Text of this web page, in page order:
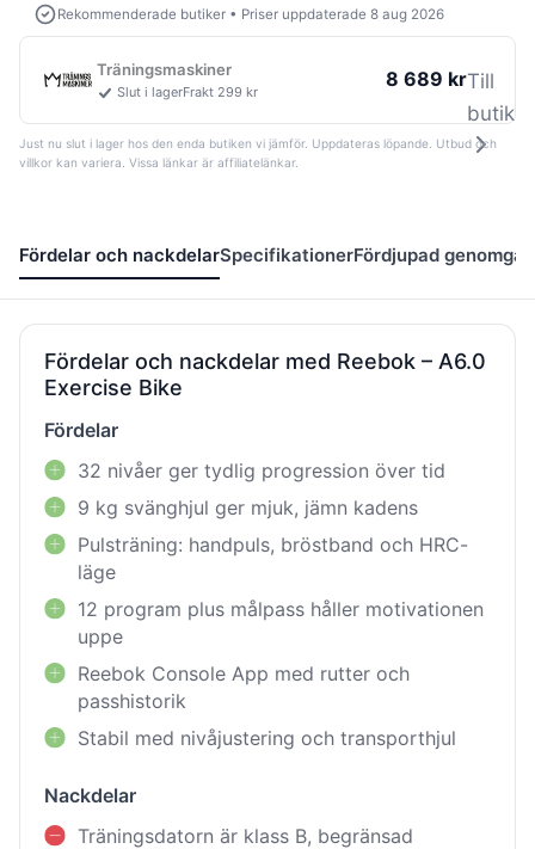
Rekommenderade butiker • Priser uppdaterade 8 aug 2026
Träningsmaskiner
Slut i lagerFrakt 299 kr
8 689 krTill
butik
Just nu slut i lager hos den enda butiken vi jämför. Uppdateras löpande. Utbud och
villkor kan variera. Vissa länkar är affiliatelänkar.
Fördelar och nackdelarSpecifikationerFördjupad
Fördelar och nackdelar med Reebok – A6.0
Exercise Bike
Fördelar
32 nivåer ger tydlig progression över tid
9 kg svänghjul ger mjuk, jämn kadens
Pulsträning: handpuls, bröstband och HRC-
läge
12 program plus målpass håller motivationen
uppe
Reebok Console App med rutter och
passhistorik
Stabil med nivåjustering och transporthjul
Nackdelar
Träningsdatorn är klass B, begränsad